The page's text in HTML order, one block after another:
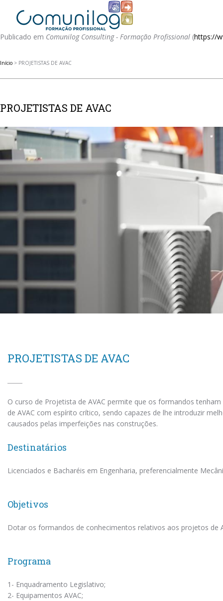
Publicado em Comunilog Consulting - Formação Profissional (https://
Início > PROJETISTAS DE AVAC
PROJETISTAS DE AVAC
PROJETISTAS DE AVAC
O curso de Projetista de AVAC permite que os formandos
de AVAC com espírito crítico, sendo capazes de lhe introduzir
causados pelas imperfeições nas construções.
Destinatários
Licenciados e Bacharéis em Engenharia, preferencialmente
Objetivos
Dotar os formandos de conhecimentos relativos aos projetos de
Programa
1- Enquadramento Legislativo;
2- Equipamentos AVAC;